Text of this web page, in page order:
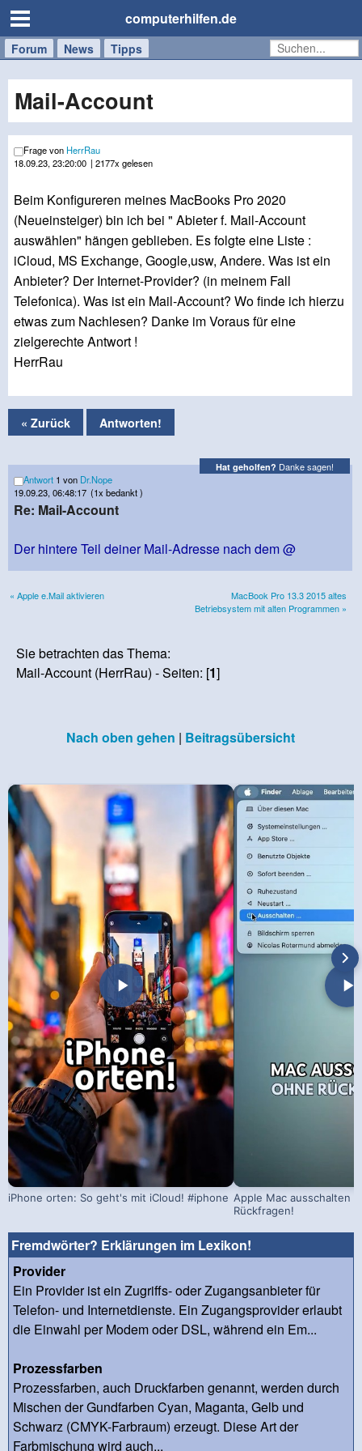
computerhilfen.de
Forum News Tipps
Handy
Tablet
Windows
Mac
Mail-Account
Frage von HerrRau
18.09.23, 23:20:00 | 2177x gelesen
Beim Konfigureren meines MacBooks Pro 2020
(Neueinsteiger) bin ich bei " Abieter f. Mail-Account
auswählen" hängen geblieben. Es folgte eine Liste :
iCloud, MS Exchange, Google,usw, Andere. Was ist ein
Anbieter? Der Internet-Provider? (in meinem Fall
Telefonica). Was ist ein Mail-Account? Wo finde ich hierzu
etwas zum Nachlesen? Danke im Voraus für eine
zielgerechte Antwort !
HerrRau
« Zurück Antworten!
Hat geholfen? Danke sagen!
Antwort 1 von Dr.Nope
19.09.23, 06:48:17 (1x bedankt )
Re: Mail-Account
Der hintere Teil deiner Mail-Adresse nach dem @
« Apple e.Mail aktivieren
MacBook Pro 13.3 2015 altes
Betriebsystem mit alten Programmen »
Sie betrachten das Thema:
Mail-Account (HerrRau) - Seiten: [1]
Nach oben gehen | Beitragsübersicht
iPhone orten: So geht's mit iCloud! #iphone Apple Mac ausschalten
Rückfragen!
Fremdwörter? Erklärungen im Lexikon!
Provider
Ein Provider ist ein Zugriffs- oder Zugangsanbieter für
Telefon- und Internetdienste. Ein Zugangsprovider erlaubt
die Einwahl per Modem oder DSL, während ein Em...
Prozessfarben
Prozessfarben, auch Druckfarben genannt, werden durch
Mischen der Gundfarben Cyan, Maganta, Gelb und
Schwarz (CMYK-Farbraum) erzeugt. Diese Art der
Farbmischung wird auch...